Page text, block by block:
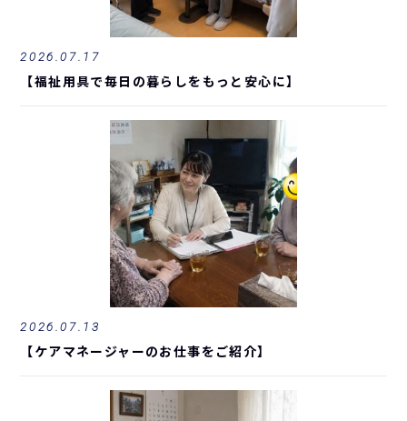
2026.07.17
【福祉用具で毎日の暮らしをもっと安心に】
2026.07.13
【ケアマネージャーのお仕事をご紹介】